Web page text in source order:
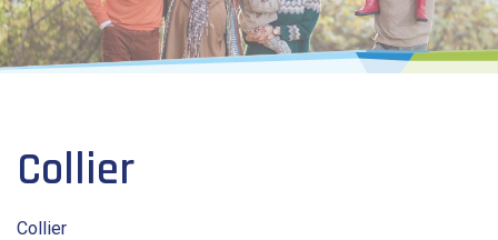
Collier
Collier